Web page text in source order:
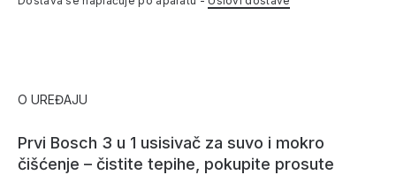
O UREĐAJU
Prvi Bosch 3 u 1 usisivač za suvo i mokro
čišćenje – čistite tepihe, pokupite prosute